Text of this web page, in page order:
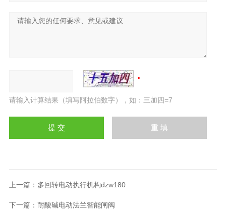
请输入计算结果（填写阿拉伯数字），如：三加四=7
上一篇： 多回转电动执行机构dzw180
下一篇： 耐酸碱电动法兰智能闸阀